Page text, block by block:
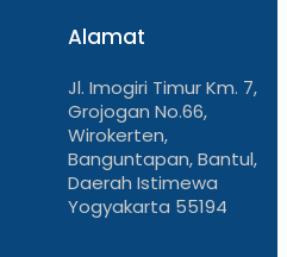
Alamat
Jl. Imogiri Timur Km. 7,
Grojogan No.66,
Wirokerten,
Banguntapan, Bantul,
Daerah Istimewa
Yogyakarta 55194